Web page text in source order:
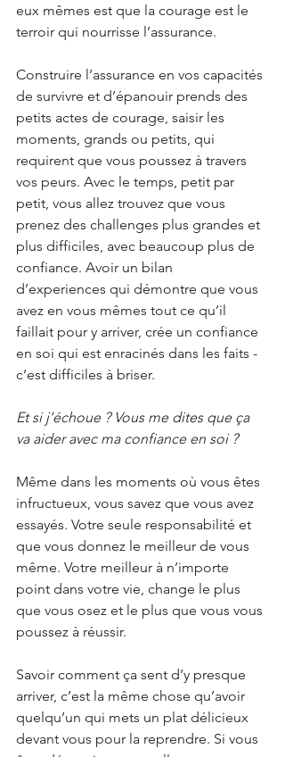
eux mêmes est que la courage est le
terroir qui nourrisse l’assurance.
Construire l’assurance en vos capacités
de survivre et d’épanouir prends des
petits actes de courage, saisir les
moments, grands ou petits, qui
requirent que vous poussez à travers
vos peurs. Avec le temps, petit par
petit, vous allez trouvez que vous
prenez des challenges plus grandes et
plus difficiles, avec beaucoup plus de
confiance. Avoir un bilan
d’experiences qui démontre que vous
avez en vous mêmes tout ce qu’il
faillait pour y arriver, crée un confiance
en soi qui est enracinés dans les faits -
c’est difficiles à briser.
Et si j’échoue ? Vous me dites que ça
va aider avec ma confiance en soi ?
Même dans les moments où vous êtes
infructueux, vous savez que vous avez
essayés. Votre seule responsabilité et
que vous donnez le meilleur de vous
même. Votre meilleur à n’importe
point dans votre vie, change le plus
que vous osez et le plus que vous vous
poussez à réussir.
Savoir comment ça sent d’y presque
arriver, c’est la même chose qu’avoir
quelqu’un qui mets un plat délicieux
devant vous pour la reprendre. Si vous